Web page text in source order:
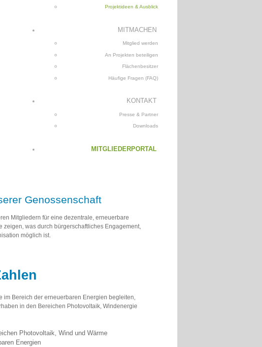
Projektideen & Ausblick
MITMACHEN
Mitglied werden
An Projekten beteiligen
Flächenbesitzer
Häufige Fragen (FAQ)
KONTAKT
Presse & Partner
Downloads
MITGLIEDERPORTAL
Genossenschaft
Mitgliedern für eine dezentrale, erneuerbare
was durch bürgerschaftliches Engagement,
möglich ist.
im Bereich der erneuerbaren Energien begleiten,
in den Bereichen Photovoltaik, Windenergie
Photovoltaik, Wind und Wärme
Energien